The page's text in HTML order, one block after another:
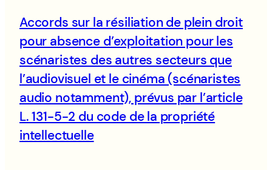
Accords sur la résiliation de plein droit
pour absence d’exploitation pour les
scénaristes des autres secteurs que
l’audiovisuel et le cinéma (scénaristes
audio notamment), prévus par l’article
L. 131-5-2 du code de la propriété
intellectuelle